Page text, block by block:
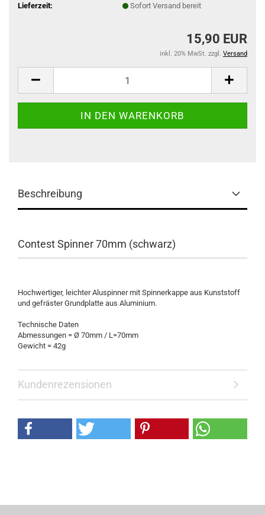
Lieferzeit:
Sofort Versand bereit
15,90 EUR
inkl. 20% MwSt. zzgl. Versand
Beschreibung
Contest Spinner 70mm (schwarz)
Hochwertiger, leichter Aluspinner mit Spinnerkappe aus Kunststoff
und gefräster Grundplatte aus Aluminium.
Technische Daten
Abmessungen = Ø 70mm / L=70mm
Gewicht = 42g
Kundenrezensionen